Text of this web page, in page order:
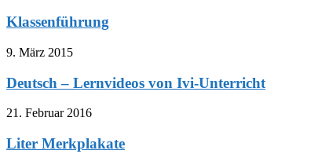
Klassenführung
9. März 2015
Deutsch – Lernvideos von Ivi-Unterricht
21. Februar 2016
Liter Merkplakate